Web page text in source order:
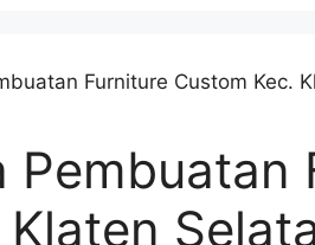
Pembuatan
Klaten